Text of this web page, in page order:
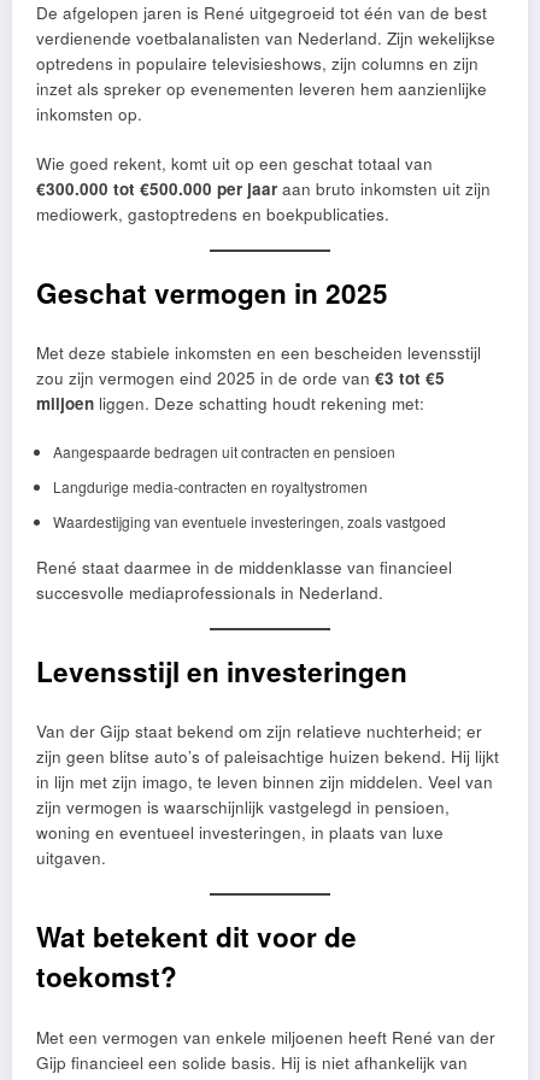
De afgelopen jaren is René uitgegroeid tot één van de best
verdienende voetbalanalisten van Nederland. Zijn wekelijkse
optredens in populaire televisieshows, zijn columns en zijn
inzet als spreker op evenementen leveren hem aanzienlijke
inkomsten op.
Wie goed rekent, komt uit op een geschat totaal van
€300.000 tot €500.000 per jaar aan bruto inkomsten uit zijn
mediowerk, gastoptredens en boekpublicaties.
Geschat vermogen in 2025
Met deze stabiele inkomsten en een bescheiden levensstijl
zou zijn vermogen eind 2025 in de orde van €3 tot €5
miljoen liggen. Deze schatting houdt rekening met:
Aangespaarde bedragen uit contracten en pensioen
Langdurige media-contracten en royaltystromen
Waardestijging van eventuele investeringen, zoals vastgoed
René staat daarmee in de middenklasse van financieel
succesvolle mediaprofessionals in Nederland.
Levensstijl en investeringen
Van der Gijp staat bekend om zijn relatieve nuchterheid; er
zijn geen blitse auto’s of paleisachtige huizen bekend. Hij lijkt
in lijn met zijn imago, te leven binnen zijn middelen. Veel van
zijn vermogen is waarschijnlijk vastgelegd in pensioen,
woning en eventueel investeringen, in plaats van luxe
uitgaven.
Wat betekent dit voor de
toekomst?
Met een vermogen van enkele miljoenen heeft René van der
Gijp financieel een solide basis. Hij is niet afhankelijk van